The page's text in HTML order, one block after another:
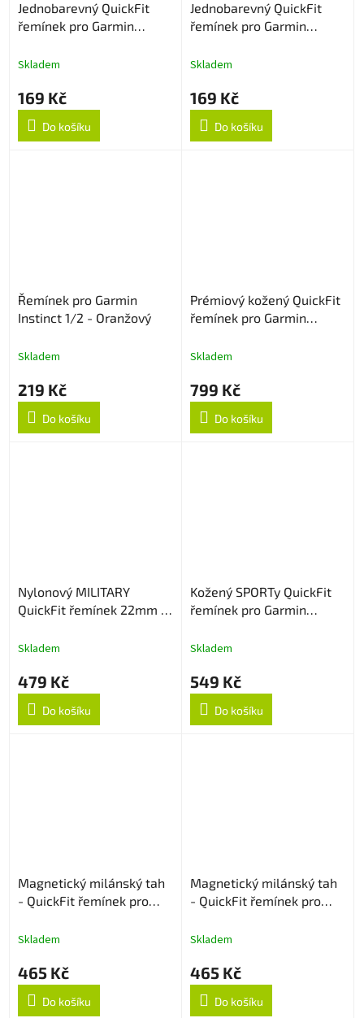
Jednobarevný QuickFit
řemínek pro Garmin
Skladem
169 Kč
Do košíku
Jednobarevný QuickFit
řemínek pro Garmin
Skladem
169 Kč
Do košíku
Řemínek pro Garmin
Instinct 1/2 - Oranžový
Skladem
219 Kč
Do košíku
Prémiový kožený QuickFit
řemínek pro Garmin
Skladem
799 Kč
Do košíku
Nylonový MILITARY
QuickFit řemínek 22mm -
Skladem
479 Kč
Do košíku
Kožený SPORTy QuickFit
řemínek pro Garmin
Skladem
549 Kč
Do košíku
Magnetický milánský tah
- QuickFit řemínek pro
Skladem
465 Kč
Do košíku
Magnetický milánský tah
- QuickFit řemínek pro
Skladem
465 Kč
Do košíku